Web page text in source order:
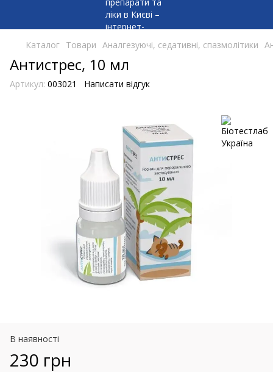
Каталог Товари Аналгезуючі, седативні, спазмолітики
Антистрес, 10 мл
Артикул: 003021 Написати відгук
В наявності
230 грн